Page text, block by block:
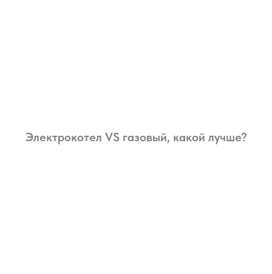
Электрокотел VS газовый, какой лучше?